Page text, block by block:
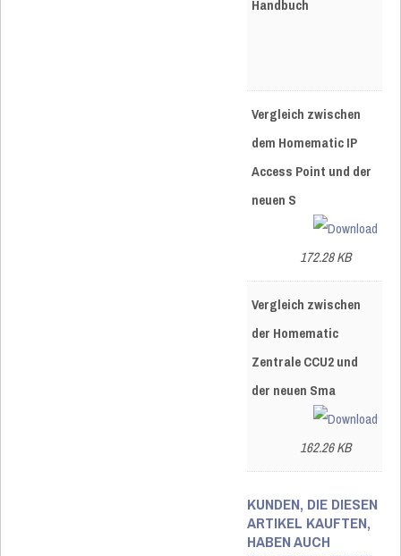
Handbuch
Vergleich zwischen
dem Homematic IP
Access Point und der
neuen S
172.28 KB
Vergleich zwischen
der Homematic
Zentrale CCU2 und
der neuen Sma
162.26 KB
KUNDEN, DIE DIESEN
ARTIKEL KAUFTEN,
HABEN AUCH